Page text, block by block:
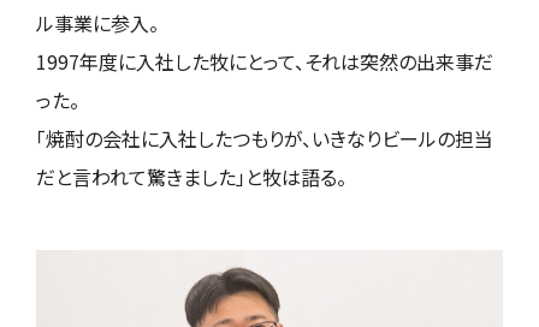
ル事業に参入。
1997年度に入社した牧にとって、それは突然の出来事だ
った。
「焼酎の会社に入社したつもりが、いきなりビールの担当
だと言われて驚きました」と牧は語る。